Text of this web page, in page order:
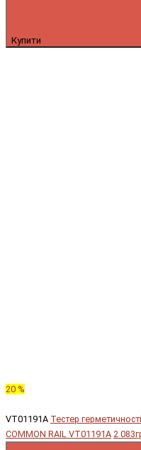
Купити
20 %
VT01191A Тестер
COMMON RAIL VT01191A 2